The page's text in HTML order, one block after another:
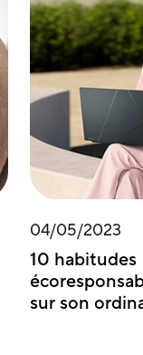
04/05/2023
10 habitudes
sur son